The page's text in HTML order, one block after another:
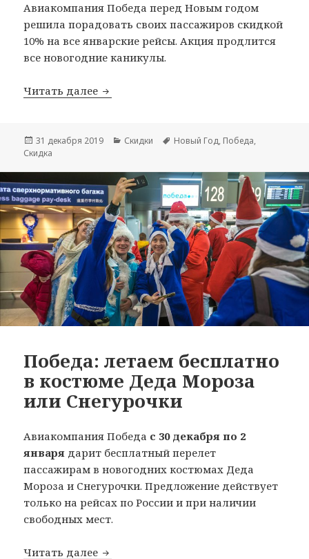
Авиакомпания Победа перед Новым годом
решила порадовать своих пассажиров скидкой
10% на все январские рейсы. Акция продлится
все новогодние каникулы.
Читать далее Победа: новогодняя скидка 10% на
Опубликовано
31 декабря 2019 Рубрики
Скидки Метки
Новый Год, Победа,
Скидка
Победа: летаем бесплатно
в костюме Деда Мороза
или Снегурочки
Авиакомпания Победа с 30 декабря по 2
января дарит бесплатный перелет
пассажирам в новогодних костюмах Деда
Мороза и Снегурочки. Предложение действует
только на рейсах по России и при наличии
свободных мест.
Читать далее Победа: летаем бесплатно в